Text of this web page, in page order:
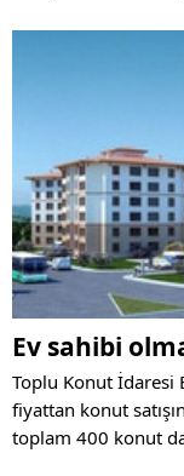
Ev sahibi
Toplu Konut İdaresi
fiyattan konut
toplam 400 konut